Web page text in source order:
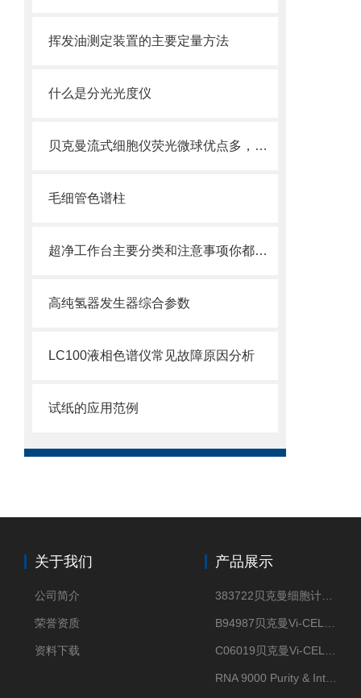
挥发油测定装置的主要定量方法
什么是分光光度仪
贝克曼流式细胞仪荧光微球优点多，实用效果好
毛细管色谱柱
超净工作台主要分类和注意事项你都了解了吗？
高纯氢器发生器综合参数
LC100液相色谱仪常见故障原因分析
试纸的应用范例
关于我们
公司简介
荣誉资质
资料下载
产品展示